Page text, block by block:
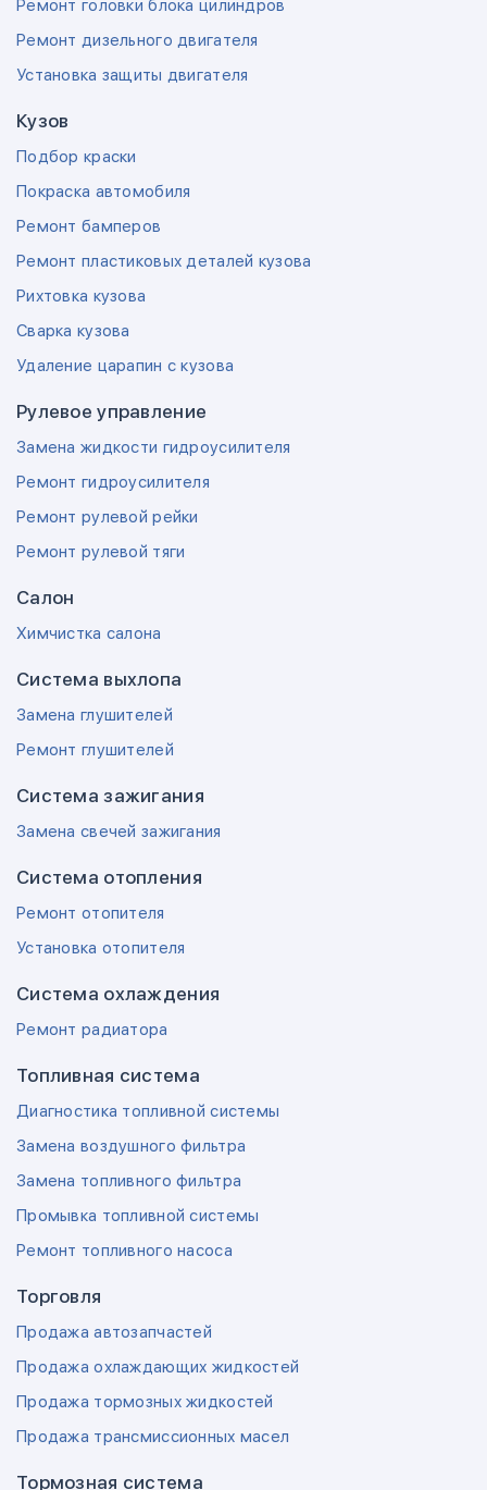
Ремонт головки блока цилиндров
Ремонт дизельного двигателя
Установка защиты двигателя
Кузов
Подбор краски
Покраска автомобиля
Ремонт бамперов
Ремонт пластиковых деталей кузова
Рихтовка кузова
Сварка кузова
Удаление царапин с кузова
Рулевое управление
Замена жидкости гидроусилителя
Ремонт гидроусилителя
Ремонт рулевой рейки
Ремонт рулевой тяги
Салон
Химчистка салона
Система выхлопа
Замена глушителей
Ремонт глушителей
Система зажигания
Замена свечей зажигания
Система отопления
Ремонт отопителя
Установка отопителя
Система охлаждения
Ремонт радиатора
Топливная система
Диагностика топливной системы
Замена воздушного фильтра
Замена топливного фильтра
Промывка топливной системы
Ремонт топливного насоса
Торговля
Продажа автозапчастей
Продажа охлаждающих жидкостей
Продажа тормозных жидкостей
Продажа трансмиссионных масел
Тормозная система